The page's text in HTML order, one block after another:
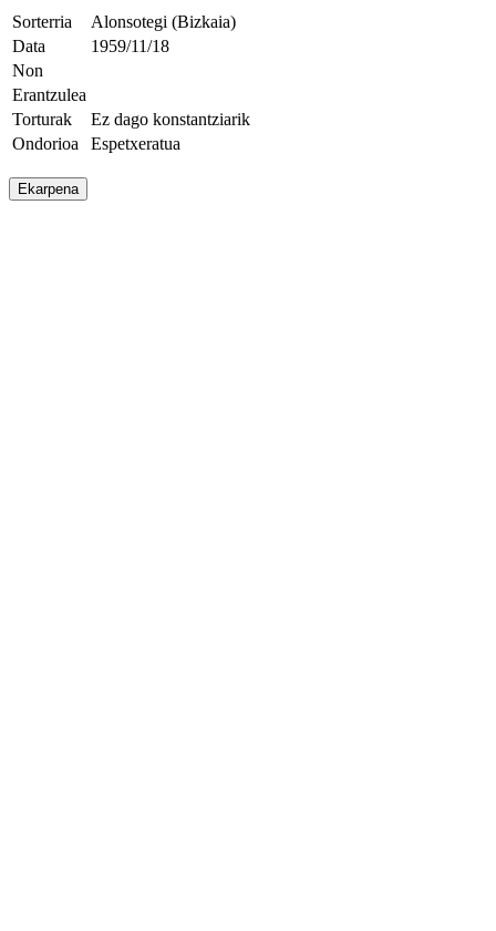
Sorterria
Alonsotegi (Bizkaia)
Data
1959/11/18
Non
Erantzulea
Torturak
Ez dago konstantziarik
Ondorioa
Espetxeratua